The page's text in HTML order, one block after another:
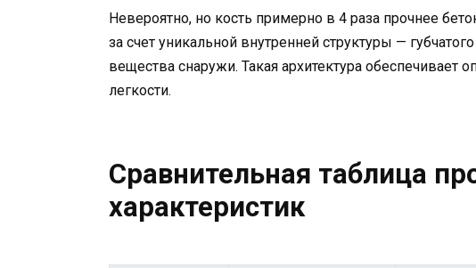
Невероятно, но кость примерно в 4 раза прочнее
за счет уникальной внутренней структуры —
вещества снаружи. Такая архитектура обеспечивает
легкости.
Сравнительная таблица
характеристик